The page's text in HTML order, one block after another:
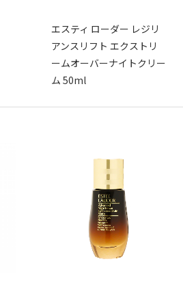
エスティ ローダー レジリ
アンスリフト エクストリ
ームオーバーナイトクリー
ム 50ml